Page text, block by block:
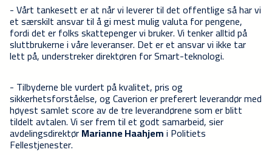
- Vårt tankesett er at når vi leverer til det offentlige så har vi
et særskilt ansvar til å gi mest mulig valuta for pengene,
fordi det er folks skattepenger vi bruker. Vi tenker alltid på
sluttbrukerne i våre leveranser. Det er et ansvar vi ikke tar
lett på, understreker direktøren for Smart-teknologi.
- Tilbyderne ble vurdert på kvalitet, pris og
sikkerhetsforståelse, og Caverion er preferert leverandør med
høyest samlet score av de tre leverandørene som er blitt
tildelt avtalen. Vi ser frem til et godt samarbeid, sier
avdelingsdirektørMarianne Haahjemi Politiets
Fellestjenester.